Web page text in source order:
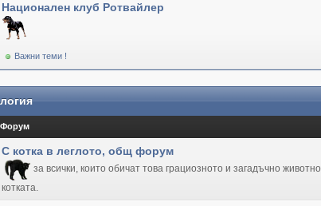
Национален клуб Ротвайлер
Важни теми !
Форум
С котка в леглото, общ форум
за всички, които обичат това грациозното и загадъчно животно
котката.